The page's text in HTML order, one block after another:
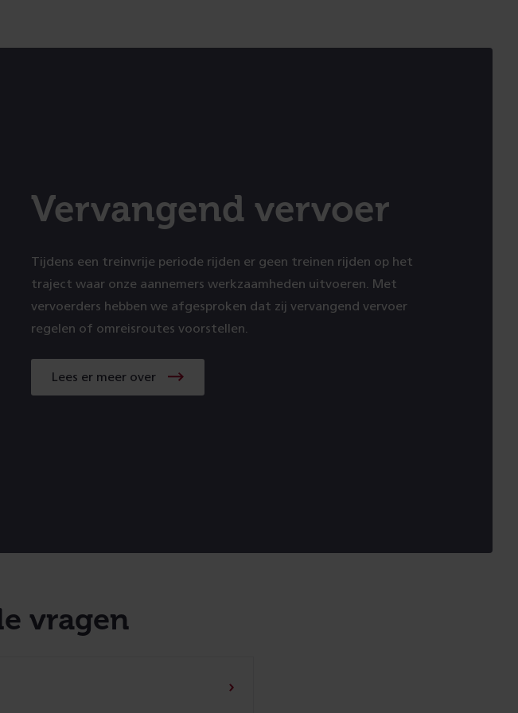
Vervangend vervoer
Tijdens een treinvrije periode rijden er geen treinen rijden op het
traject waar onze aannemers werkzaamheden uitvoeren. Met
vervoerders hebben we afgesproken dat zij vervangend vervoer
regelen of omreisroutes voorstellen.
Lees er meer over
vragen